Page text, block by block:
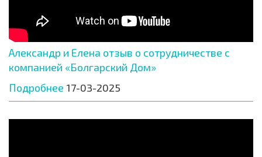
Александр и Елена отзыв о сотрудничестве с
компанией «Болгарский Дом»
Подробнее 17-03-2025